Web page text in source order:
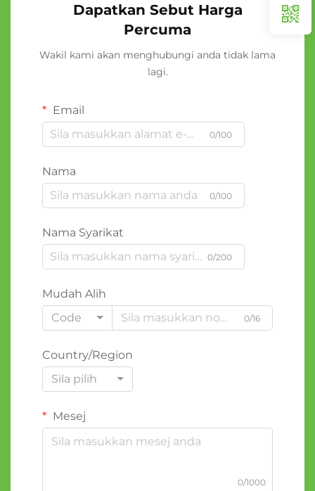
Dapatkan Sebut Harga
Percuma
Wakil kami akan menghubungi anda tidak lama
lagi.
Email
0/100
Nama
0/100
Nama Syarikat
0/200
Mudah Alih
Code
0/16
Country/Region
Sila pilih
Mesej
0/1000